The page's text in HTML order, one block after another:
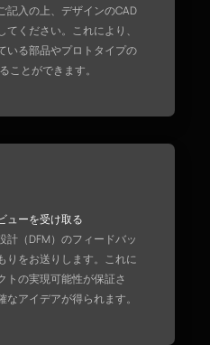
記入の上、デザインのCAD
ください。これにより、
いる部品やプロトタイプの
ことができます。
ューを受け取る
計（DFM）のフィードバッ
りをお送りします。これに
トの実現可能性が保証さ
アイデアが得られます。